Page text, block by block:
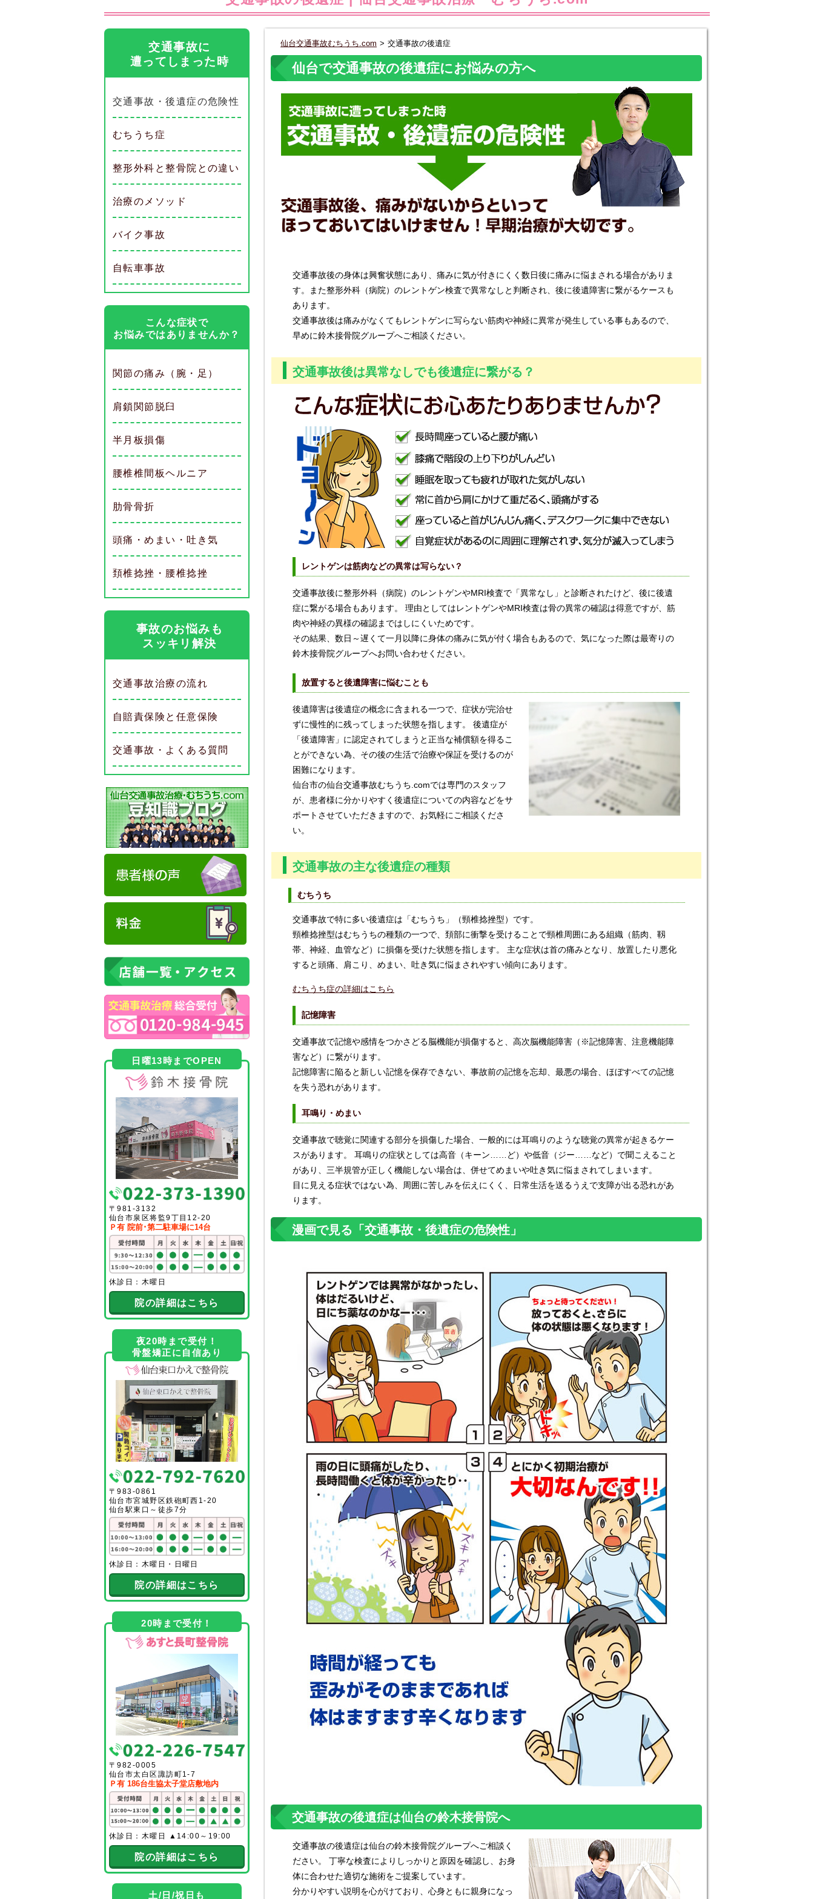
仙台交通事故むちうち.com > 交通事故の後遺症
仙台で交通事故の後遺症にお悩みの方へ
交通事故後の身体は興奮状態にあり、痛みに気が付きにくく数日後に痛みに悩まされる場合がありま
す。また整形外科（病院）のレントゲン検査で異常なしと判断され、後に後遺障害に繋がるケースも
あります。
交通事故後は痛みがなくてもレントゲンに写らない筋肉や神経に異常が発生している事もあるので、
早めに鈴木接骨院グループへご相談ください。
交通事故後は異常なしでも後遺症に繋がる？
レントゲンは筋肉などの異常は写らない？
交通事故後に整形外科（病院）のレントゲンやMRI検査で「異常なし」と診断されたけど、後に後遺
症に繋がる場合もあります。 理由としてはレントゲンやMRI検査は骨の異常の確認は得意ですが、筋
肉や神経の異様の確認まではしにくいためです。
その結果、数日～遅くて一月以降に身体の痛みに気が付く場合もあるので、気になった際は最寄りの
鈴木接骨院グループへお問い合わせください。
放置すると後遺障害に悩むことも
後遺障害は後遺症の概念に含まれる一つで、症状が完治せ
ずに慢性的に残ってしまった状態を指します。 後遺症が
「後遺障害」に認定されてしまうと正当な補償額を得るこ
とができない為、その後の生活で治療や保証を受けるのが
困難になります。
仙台市の仙台交通事故むちうち.comでは専門のスタッフ
が、患者様に分かりやすく後遺症についての内容などをサ
ポートさせていただきますので、お気軽にご相談くださ
い。
交通事故の主な後遺症の種類
むちうち
交通事故で特に多い後遺症は「むちうち」（頸椎捻挫型）です。
頸椎捻挫型はむちうちの種類の一つで、頚部に衝撃を受けることで頸椎周囲にある組織（筋肉、靱
帯、神経、血管など）に損傷を受けた状態を指します。 主な症状は首の痛みとなり、放置したり悪化
すると頭痛、肩こり、めまい、吐き気に悩まされやすい傾向にあります。
むちうち症の詳細はこちら
記憶障害
交通事故で記憶や感情をつかさどる脳機能が損傷すると、高次脳機能障害（※記憶障害、注意機能障
害など）に繋がります。
記憶障害に陥ると新しい記憶を保存できない、事故前の記憶を忘却、最悪の場合、ほぼすべての記憶
を失う恐れがあります。
耳鳴り・めまい
交通事故で聴覚に関連する部分を損傷した場合、一般的には耳鳴りのような聴覚の異常が起きるケー
スがあります。 耳鳴りの症状としては高音（キーン……ど）や低音（ジー……など）で聞こえること
があり、三半規管が正しく機能しない場合は、併せてめまいや吐き気に悩まされてしまいます。
目に見える症状ではない為、周囲に苦しみを伝えにくく、日常生活を送るうえで支障が出る恐れがあ
ります。
漫画で見る「交通事故・後遺症の危険性」
交通事故の後遺症は仙台の鈴木接骨院へ
交通事故の後遺症は仙台の鈴木接骨院グループへご相談く
ださい。 丁寧な検査によりしっかりと原因を確認し、お身
体に合わせた適切な施術をご提案しています。
分かりやすい説明を心がけており、心身ともに親身になっ
交通事故に
遭ってしまった時
交通事故・後遺症の危険性
むちうち症
整形外科と整骨院との違い
治療のメソッド
バイク事故
自転車事故
こんな症状で
お悩みではありませんか？
関節の痛み（腕・足）
肩鎖関節脱臼
半月板損傷
腰椎椎間板ヘルニア
肋骨骨折
頭痛・めまい・吐き気
頚椎捻挫・腰椎捻挫
事故のお悩みも
スッキリ解決
交通事故治療の流れ
自賠責保険と任意保険
交通事故・よくある質問
日曜13時までOPEN
〒981-3132
仙台市泉区将監9丁目12-20
Ｐ有 院前･第二駐車場に14台
休診日：木曜日
院の詳細はこちら
夜20時まで受付！
骨盤矯正に自信あり
〒983-0861
仙台市宮城野区鉄砲町西1-20
仙台駅東口～徒歩7分
休診日：木曜日・日曜日
院の詳細はこちら
20時まで受付！
〒982-0005
仙台市太白区諏訪町1-7
Ｐ有 186台生協太子堂店敷地内
休診日：木曜日 ▲14:00～19:00
院の詳細はこちら
土/日/祝日も